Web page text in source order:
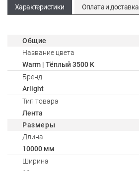
Характеристики Оплата и доставка
Общие
Название цвета
Warm | Тёплый 3500 K
Бренд
Arlight
Тип товара
Лента
Размеры
Длина
10000 мм
Ширина